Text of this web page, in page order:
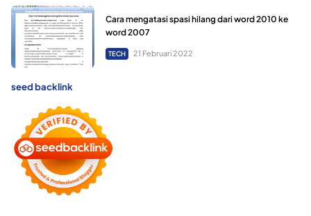
Cara mengatasi spasi hilang dari word 2010 ke
word 2007
TECH 21 Februari 2022
seed backlink